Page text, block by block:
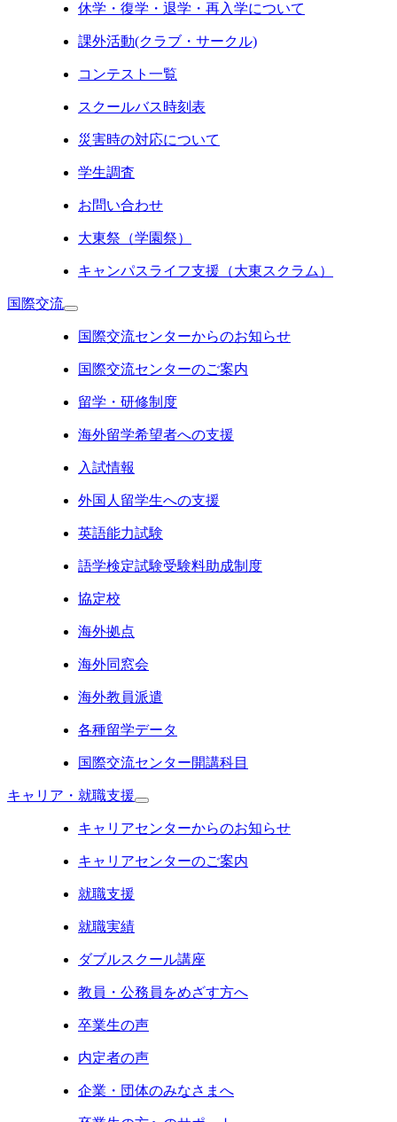
休学・復学・退学・再入学について
課外活動(クラブ・サークル)
コンテスト一覧
スクールバス時刻表
災害時の対応について
学生調査
お問い合わせ
大東祭（学園祭）
キャンパスライフ支援（大東スクラム）
国際交流
国際交流センターからのお知らせ
国際交流センターのご案内
留学・研修制度
海外留学希望者への支援
入試情報
外国人留学生への支援
英語能力試験
語学検定試験受験料助成制度
協定校
海外拠点
海外同窓会
海外教員派遣
各種留学データ
国際交流センター開講科目
キャリア・就職支援
キャリアセンターからのお知らせ
キャリアセンターのご案内
就職支援
就職実績
ダブルスクール講座
教員・公務員をめざす方へ
卒業生の声
内定者の声
企業・団体のみなさまへ